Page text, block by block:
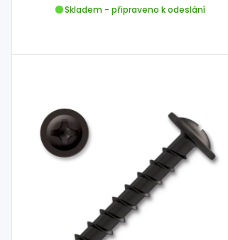
Skladem - připraveno k odeslání